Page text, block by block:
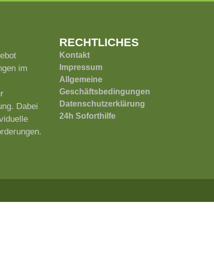
im
Dabei
RECHTLICHES
Kontakt
Impressum
Allgemeine
Geschäftsbedingungen
Datenschutzerklärung
24h Soforthilfe